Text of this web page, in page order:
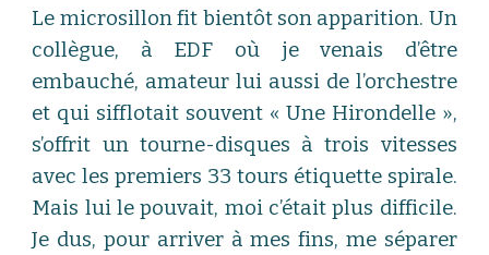
Le microsillon fit bientôt son apparition. Un
collègue, à EDF où je venais d’être
embauché, amateur lui aussi de l’orchestre
et qui sifflotait souvent « Une Hirondelle »,
s’offrit un tourne-disques à trois vitesses
avec les premiers 33 tours étiquette spirale.
Mais lui le pouvait, moi c’était plus difficile.
Je dus, pour arriver à mes fins, me séparer